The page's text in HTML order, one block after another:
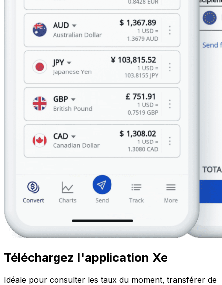
Téléchargez l'application Xe
Idéale pour consulter les taux du moment, transférer de